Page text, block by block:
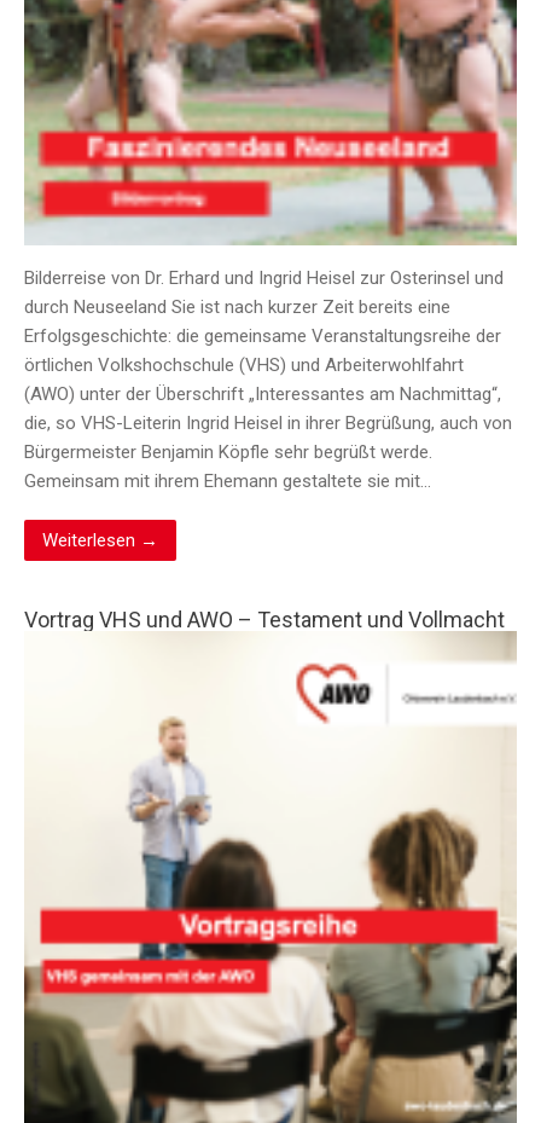
Bilderreise von Dr. Erhard und Ingrid Heisel zur Osterinsel und
durch Neuseeland Sie ist nach kurzer Zeit bereits eine
Erfolgsgeschichte: die gemeinsame Veranstaltungsreihe der
örtlichen Volkshochschule (VHS) und Arbeiterwohlfahrt
(AWO) unter der Überschrift „Interessantes am Nachmittag“,
die, so VHS-Leiterin Ingrid Heisel in ihrer Begrüßung, auch von
Bürgermeister Benjamin Köpfle sehr begrüßt werde.
Gemeinsam mit ihrem Ehemann gestaltete sie mit…
Weiterlesen →
Vortrag VHS und AWO – Testament und Vollmacht